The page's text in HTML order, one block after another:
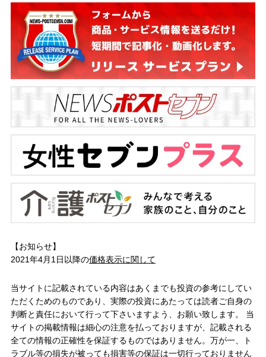
【お知らせ】
2021年4月1日以降の価格表示に関して
当サイトに記載されている内容はあくまでも投資の参考にしてい
ただくためのものであり、実際の投資にあたっては読者ご自身の
判断と責任において行って下さいますよう、お願い致します。 当
サイトの掲載情報は細心の注意を払っておりますが、記載される
全ての情報の正確性を保証するものではありません。万が一、ト
ラブル等の損失が被っても損害等の保証は一切行っておりません